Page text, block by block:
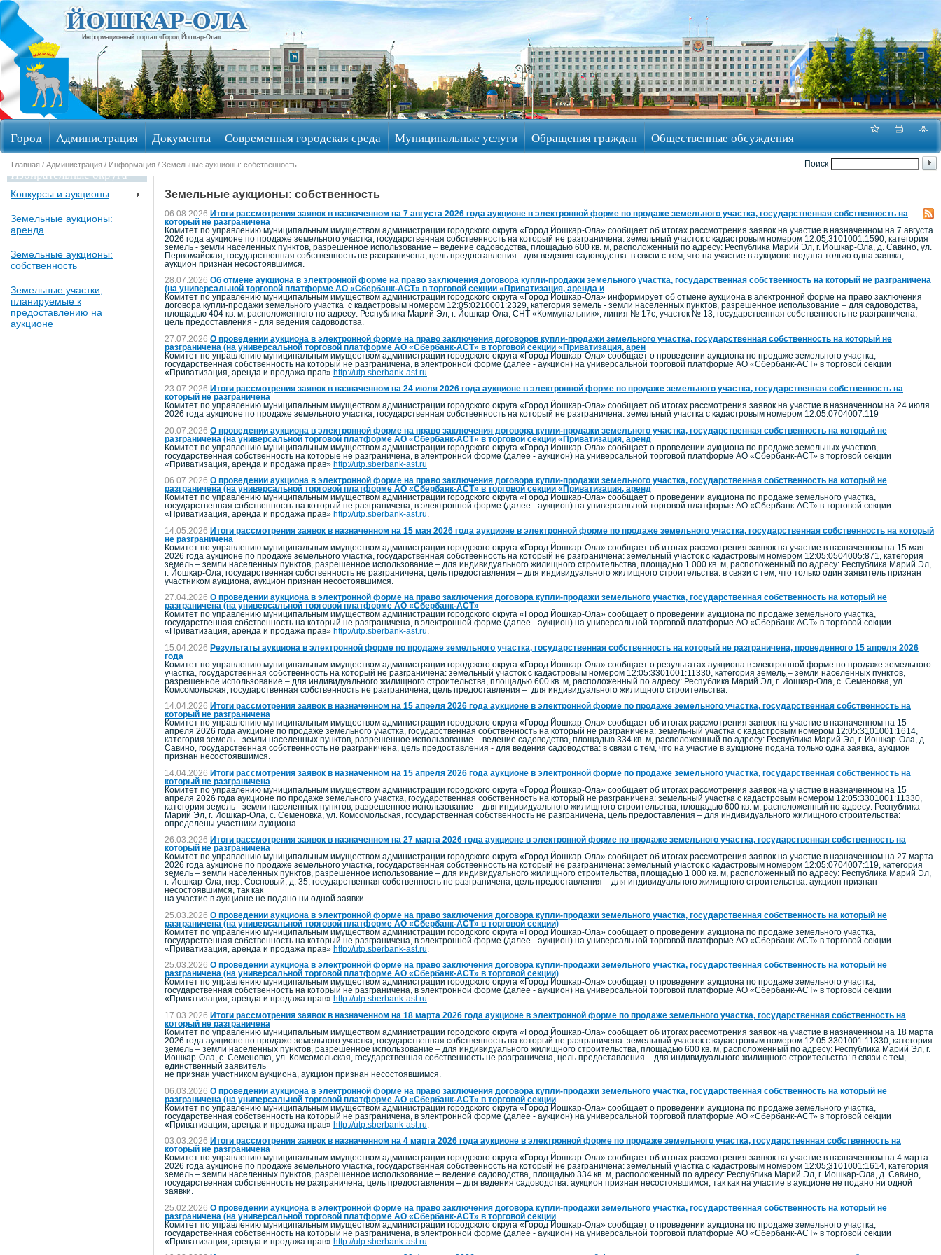
Информационный портал «Город Йошкар-Ола»
Город Администрация Документы Современная городская среда Муниципальные услуги Обращения граждан Общественные обсуждения
Избирательные округа
Поиск
Главная / Администрация / Информация / Земельные аукционы: собственность
Конкурсы и аукционы
Земельные аукционы:
аренда
Земельные аукционы:
собственность
Земельные участки,
планируемые к
предоставлению на
аукционе
Земельные аукционы: собственность
06.08.2026 Итоги рассмотрения заявок в назначенном на 7 августа 2026 года аукционе в электронной форме по продаже земельного участка, государственная собственность на
который не разграничена
Комитет по управлению муниципальным имуществом администрации городского округа «Город Йошкар-Ола» сообщает об итогах рассмотрения заявок на участие в назначенном на 7 августа
2026 года аукционе по продаже земельного участка, государственная собственность на который не разграничена: земельный участок с кадастровым номером 12:05:3101001:1590, категория
земель - земли населенных пунктов, разрешенное использование – ведение садоводства, площадью 600 кв. м, расположенный по адресу: Республика Марий Эл, г. Йошкар-Ола, д. Савино, ул.
Первомайская, государственная собственность не разграничена, цель предоставления - для ведения садоводства: в связи с тем, что на участие в аукционе подана только одна заявка,
аукцион признан несостоявшимся.
28.07.2026 Об отмене аукциона в электронной форме на право заключения договора купли-продажи земельного участка, государственная собственность на который не разграничена
(на универсальной торговой платформе АО «Сбербанк-АСТ» в торговой секции «Приватизация, аренда и
Комитет по управлению муниципальным имуществом администрации городского округа «Город Йошкар-Ола» информирует об отмене аукциона в электронной форме на право заключения
договора купли-продажи земельного участка с кадастровым номером 12:05:0210001:2329, категория земель - земли населенных пунктов, разрешенное использование – для садоводства,
площадью 404 кв. м, расположенного по адресу: Республика Марий Эл, г. Йошкар-Ола, СНТ «Коммунальник», линия № 17с, участок № 13, государственная собственность не разграничена,
цель предоставления - для ведения садоводства.
27.07.2026 О проведении аукциона в электронной форме на право заключения договоров купли-продажи земельного участка, государственная собственность на который не
разграничена (на универсальной торговой платформе АО «Сбербанк-АСТ» в торговой секции «Приватизация, арен
Комитет по управлению муниципальным имуществом администрации городского округа «Город Йошкар-Ола» сообщает о проведении аукциона по продаже земельного участка,
государственная собственность на который не разграничена, в электронной форме (далее - аукцион) на универсальной торговой платформе АО «Сбербанк-АСТ» в торговой секции
«Приватизация, аренда и продажа прав» http://utp.sberbank-ast.ru
23.07.2026 Итоги рассмотрения заявок в назначенном на 24 июля 2026 года аукционе в электронной форме по продаже земельного участка, государственная собственность на
который не разграничена
Комитет по управлению муниципальным имуществом администрации городского округа «Город Йошкар-Ола» сообщает об итогах рассмотрения заявок на участие в назначенном на 24 июля
2026 года аукционе по продаже земельного участка, государственная собственность на который не разграничена: земельный участка с кадастровым номером 12:05:0704007:119
20.07.2026 О проведении аукциона в электронной форме на право заключения договора купли-продажи земельного участка, государственная собственность на который не
разграничена (на универсальной торговой платформе АО «Сбербанк-АСТ» в торговой секции «Приватизация, аренд
Комитет по управлению муниципальным имуществом администрации городского округа «Город Йошкар-Ола» сообщает о проведении аукциона по продаже земельных участков,
государственная собственность на которые не разграничена, в электронной форме (далее - аукцион) на универсальной торговой платформе АО «Сбербанк-АСТ» в торговой секции
«Приватизация, аренда и продажа прав» http://utp.sberbank-ast.ru
06.07.2026 О проведении аукциона в электронной форме на право заключения договора купли-продажи земельного участка, государственная собственность на который не
разграничена (на универсальной торговой платформе АО «Сбербанк-АСТ» в торговой секции «Приватизация, аренд
Комитет по управлению муниципальным имуществом администрации городского округа «Город Йошкар-Ола» сообщает о проведении аукциона по продаже земельного участка,
государственная собственность на который не разграничена, в электронной форме (далее - аукцион) на универсальной торговой платформе АО «Сбербанк-АСТ» в торговой секции
«Приватизация, аренда и продажа прав» http://utp.sberbank-ast.ru
14.05.2026 Итоги рассмотрения заявок в назначенном на 15 мая 2026 года аукционе в электронной форме по продаже земельного участка, государственная собственность на который
не разграничена
Комитет по управлению муниципальным имуществом администрации городского округа «Город Йошкар-Ола» сообщает об итогах рассмотрения заявок на участие в назначенном на 15 мая
2026 года аукционе по продаже земельного участка, государственная собственность на который не разграничена: земельный участок с кадастровым номером 12:05:0504005:871, категория
земель – земли населенных пунктов, разрешенное использование – для индивидуального жилищного строительства, площадью 1 000 кв. м, расположенный по адресу: Республика Марий Эл,
г. Йошкар-Ола, государственная собственность не разграничена, цель предоставления – для индивидуального жилищного строительства: в связи с тем, что только один заявитель признан
участником аукциона, аукцион признан несостоявшимся.
27.04.2026 О проведении аукциона в электронной форме на право заключения договора купли-продажи земельного участка, государственная собственность на который не
разграничена (на универсальной торговой платформе АО «Сбербанк-АСТ»
Комитет по управлению муниципальным имуществом администрации городского округа «Город Йошкар-Ола» сообщает о проведении аукциона по продаже земельного участка,
государственная собственность на который не разграничена, в электронной форме (далее - аукцион) на универсальной торговой платформе АО «Сбербанк-АСТ» в торговой секции
«Приватизация, аренда и продажа прав» http://utp.sberbank-ast.ru
15.04.2026 Результаты аукциона в электронной форме по продаже земельного участка, государственная собственность на который не разграничена, проведенного 15 апреля 2026
года
Комитет по управлению муниципальным имуществом администрации городского округа «Город Йошкар-Ола» сообщает о результатах аукциона в электронной форме по продаже земельного
участка, государственная собственность на который не разграничена: земельный участок с кадастровым номером 12:05:3301001:11330, категория земель – земли населенных пунктов,
разрешенное использование – для индивидуального жилищного строительства, площадью 600 кв. м, расположенный по адресу: Республика Марий Эл, г. Йошкар-Ола, с. Семеновка, ул.
Комсомольская, государственная собственность не разграничена, цель предоставления – для индивидуального жилищного строительства.
14.04.2026 Итоги рассмотрения заявок в назначенном на 15 апреля 2026 года аукционе в электронной форме по продаже земельного участка, государственная собственность на
который не разграничена
Комитет по управлению муниципальным имуществом администрации городского округа «Город Йошкар-Ола» сообщает об итогах рассмотрения заявок на участие в назначенном на 15
апреля 2026 года аукционе по продаже земельного участка, государственная собственность на который не разграничена: земельный участка с кадастровым номером 12:05:3101001:1614,
категория земель - земли населенных пунктов, разрешенное использование – ведение садоводства, площадью 334 кв. м, расположенный по адресу: Республика Марий Эл, г. Йошкар-Ола, д.
Савино, государственная собственность не разграничена, цель предоставления - для ведения садоводства: в связи с тем, что на участие в аукционе подана только одна заявка, аукцион
признан несостоявшимся.
14.04.2026 Итоги рассмотрения заявок в назначенном на 15 апреля 2026 года аукционе в электронной форме по продаже земельного участка, государственная собственность на
который не разграничена
Комитет по управлению муниципальным имуществом администрации городского округа «Город Йошкар-Ола» сообщает об итогах рассмотрения заявок на участие в назначенном на 15
апреля 2026 года аукционе по продаже земельного участка, государственная собственность на который не разграничена: земельный участка с кадастровым номером 12:05:3301001:11330,
категория земель - земли населенных пунктов, разрешенное использование – для индивидуального жилищного строительства, площадью 600 кв. м, расположенный по адресу: Республика
Марий Эл, г. Йошкар-Ола, с. Семеновка, ул. Комсомольская, государственная собственность не разграничена, цель предоставления – для индивидуального жилищного строительства:
определены участники аукциона.
26.03.2026 Итоги рассмотрения заявок в назначенном на 27 марта 2026 года аукционе в электронной форме по продаже земельного участка, государственная собственность на
который не разграничена
Комитет по управлению муниципальным имуществом администрации городского округа «Город Йошкар-Ола» сообщает об итогах рассмотрения заявок на участие в назначенном на 27 марта
2026 года аукционе по продаже земельного участка, государственная собственность на который не разграничена: земельный участок с кадастровым номером 12:05:0704007:119, категория
земель – земли населенных пунктов, разрешенное использование – для индивидуального жилищного строительства, площадью 1 000 кв. м, расположенный по адресу: Республика Марий Эл,
г. Йошкар-Ола, пер. Сосновый, д. 35, государственная собственность не разграничена, цель предоставления – для индивидуального жилищного строительства: аукцион признан
несостоявшимся, так как
на участие в аукционе не подано ни одной заявки.
25.03.2026 О проведении аукциона в электронной форме на право заключения договора купли-продажи земельного участка, государственная собственность на который не
разграничена (на универсальной торговой платформе АО «Сбербанк-АСТ» в торговой секции)
Комитет по управлению муниципальным имуществом администрации городского округа «Город Йошкар-Ола» сообщает о проведении аукциона по продаже земельного участка,
государственная собственность на который не разграничена, в электронной форме (далее - аукцион) на универсальной торговой платформе АО «Сбербанк-АСТ» в торговой секции
«Приватизация, аренда и продажа прав» http://utp.sberbank-ast.ru
25.03.2026 О проведении аукциона в электронной форме на право заключения договора купли-продажи земельного участка, государственная собственность на который не
разграничена (на универсальной торговой платформе АО «Сбербанк-АСТ» в торговой секции)
Комитет по управлению муниципальным имуществом администрации городского округа «Город Йошкар-Ола» сообщает о проведении аукциона по продаже земельного участка,
государственная собственность на который не разграничена, в электронной форме (далее - аукцион) на универсальной торговой платформе АО «Сбербанк-АСТ» в торговой секции
«Приватизация, аренда и продажа прав» http://utp.sberbank-ast.ru.
17.03.2026 Итоги рассмотрения заявок в назначенном на 18 марта 2026 года аукционе в электронной форме по продаже земельного участка, государственная собственность на
который не разграничена
Комитет по управлению муниципальным имуществом администрации городского округа «Город Йошкар-Ола» сообщает об итогах рассмотрения заявок на участие в назначенном на 18 марта
2026 года аукционе по продаже земельного участка, государственная собственность на который не разграничена: земельный участок с кадастровым номером 12:05:3301001:11330, категория
земель – земли населенных пунктов, разрешенное использование – для индивидуального жилищного строительства, площадью 600 кв. м, расположенный по адресу: Республика Марий Эл, г.
Йошкар-Ола, с. Семеновка, ул. Комсомольская, государственная собственность не разграничена, цель предоставления – для индивидуального жилищного строительства: в связи с тем,
единственный заявитель
не признан участником аукциона, аукцион признан несостоявшимся.
06.03.2026 О проведении аукциона в электронной форме на право заключения договора купли-продажи земельного участка, государственная собственность на который не
разграничена (на универсальной торговой платформе АО «Сбербанк-АСТ» в торговой секции
Комитет по управлению муниципальным имуществом администрации городского округа «Город Йошкар-Ола» сообщает о проведении аукциона по продаже земельного участка,
государственная собственность на который не разграничена, в электронной форме (далее - аукцион) на универсальной торговой платформе АО «Сбербанк-АСТ» в торговой секции
«Приватизация, аренда и продажа прав» http://utp.sberbank-ast.ru
03.03.2026 Итоги рассмотрения заявок в назначенном на 4 марта 2026 года аукционе в электронной форме по продаже земельного участка, государственная собственность на
который не разграничена
Комитет по управлению муниципальным имуществом администрации городского округа «Город Йошкар-Ола» сообщает об итогах рассмотрения заявок на участие в назначенном на 4 марта
2026 года аукционе по продаже земельного участка, государственная собственность на который не разграничена: земельный участка с кадастровым номером 12:05:3101001:1614, категория
земель – земли населенных пунктов, разрешенное использование – ведение садоводства, площадью 334 кв. м, расположенный по адресу: Республика Марий Эл, г. Йошкар-Ола, д. Савино,
государственная собственность не разграничена, цель предоставления – для ведения садоводства: аукцион признан несостоявшимся, так как на участие в аукционе не подано ни одной
заявки.
25.02.2026 О проведении аукциона в электронной форме на право заключения договора купли-продажи земельного участка, государственная собственность на который не
разграничена (на универсальной торговой платформе АО «Сбербанк-АСТ» в торговой секции
Комитет по управлению муниципальным имуществом администрации городского округа «Город Йошкар-Ола» сообщает о проведении аукциона по продаже земельного участка,
государственная собственность на который не разграничена, в электронной форме (далее - аукцион) на универсальной торговой платформе АО «Сбербанк-АСТ» в торговой секции
«Приватизация, аренда и продажа прав» http://utp.sberbank-ast.ru